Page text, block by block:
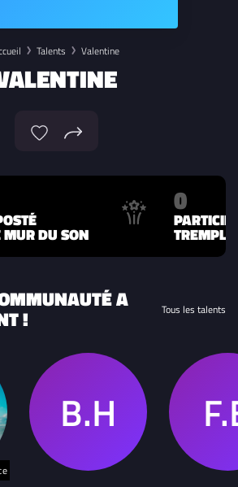
Talents Valentine
MUR DU SON
0
A
! Tous les talents